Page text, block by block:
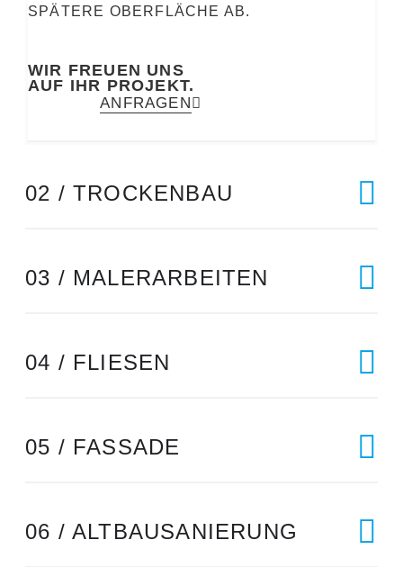
PÄTERE OBERFLÄCHE AB.
WIR FREUEN UNS
AUF IHR PROJEKT.
ANFRAGEN
02 / TROCKENBAU
03 / MALERARBEITEN
04 / FLIESEN
05 / FASSADE
06 / ALTBAUSANIERUNG